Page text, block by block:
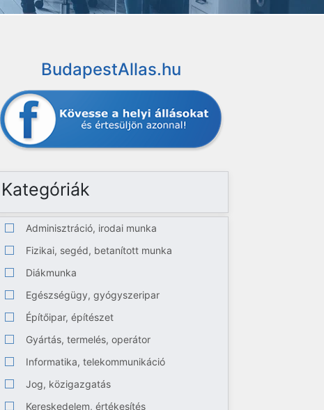
BudapestAllas.hu
Kategóriák
Adminisztráció, irodai munka
Fizikai, segéd, betanított munka
Diákmunka
Egészségügy, gyógyszeripar
Építőipar, építészet
Gyártás, termelés, operátor
Informatika, telekommunikáció
Jog, közigazgatás
Kereskedelem, értékesítés